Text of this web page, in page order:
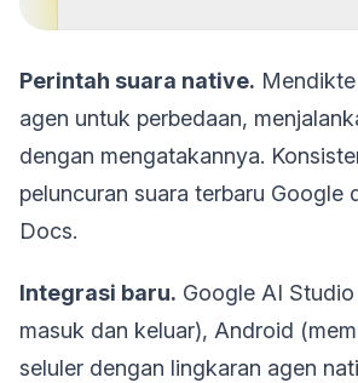
Perintah suara native.
agen untuk perbedaan,
dengan mengatakannya.
peluncuran suara terbaru Google
Docs.
Integrasi baru. Google AI
masuk dan keluar), Android
seluler dengan lingkaran agen